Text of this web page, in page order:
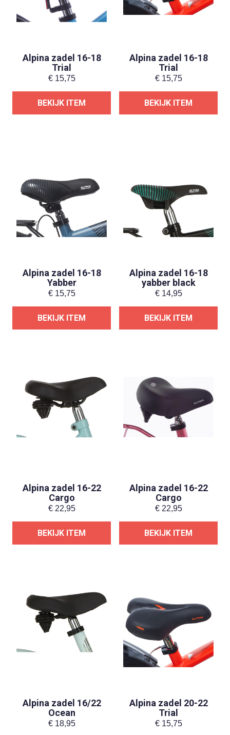
Alpina zadel 16-18
Trial
€15,75
BEKIJK ITEM
Alpina zadel 16-18
Trial
€15,75
BEKIJK ITEM
Alpina zadel 16-18
Yabber
€15,75
BEKIJK ITEM
Alpina zadel 16-18
yabber black
€14,95
BEKIJK ITEM
Alpina zadel 16-22
Cargo
€22,95
BEKIJK ITEM
Alpina zadel 16-22
Cargo
€22,95
BEKIJK ITEM
Alpina zadel 16/22
Ocean
€18,95
Alpina zadel 20-22
Trial
€15,75